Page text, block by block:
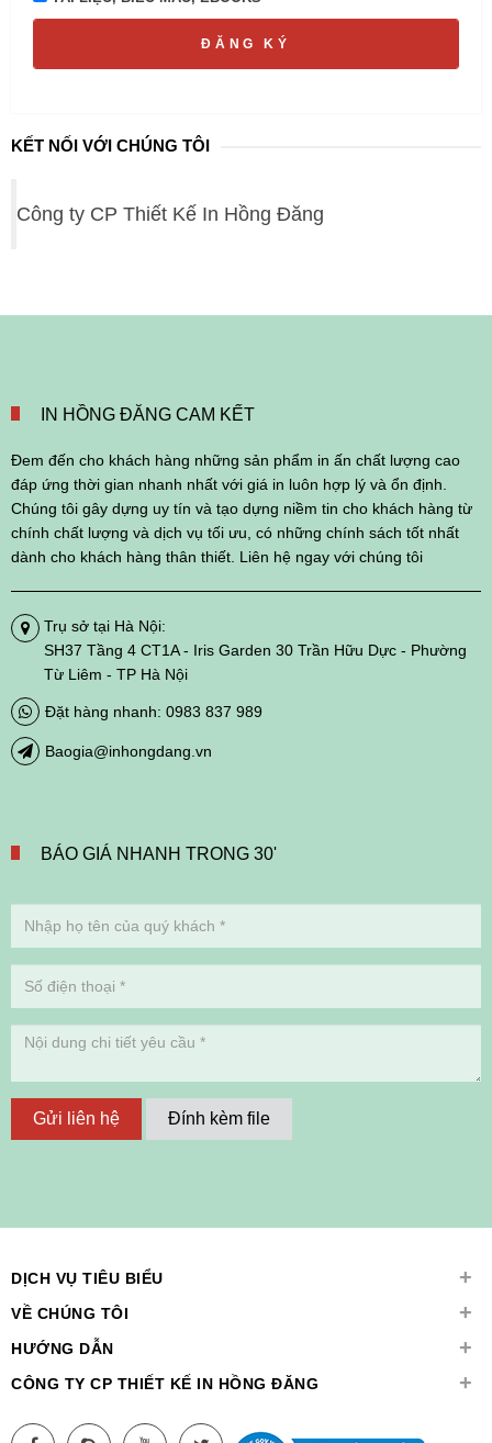
ĐĂNG KÝ
KẾT NỐI VỚI CHÚNG TÔI
Công ty CP Thiết Kế In Hồng Đăng
IN HỒNG ĐĂNG CAM KẾT
Đem đến cho khách hàng những sản phẩm in ấn chất lượng cao
đáp ứng thời gian nhanh nhất với giá in luôn hợp lý và ổn định.
Chúng tôi gây dựng uy tín và tạo dựng niềm tin cho khách hàng từ
chính chất lượng và dịch vụ tối ưu, có những chính sách tốt nhất
dành cho khách hàng thân thiết. Liên hệ ngay với chúng tôi
Trụ sở tại Hà Nội:
SH37 Tầng 4 CT1A - Iris Garden 30 Trần Hữu Dực - Phường
Từ Liêm - TP Hà Nội
Đặt hàng nhanh: 0983 837 989
Baogia@inhongdang.vn
BÁO GIÁ NHANH TRONG 30'
Gửi liên hệ Đính kèm file
DỊCH VỤ TIÊU BIỂU +
VỀ CHÚNG TÔI +
HƯỚNG DẪN +
CÔNG TY CP THIẾT KẾ IN HỒNG ĐĂNG +